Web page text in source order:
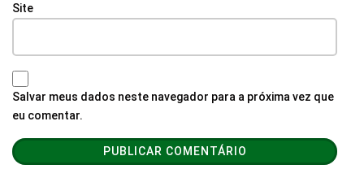
Site
Salvar meus dados neste navegador para a próxima vez que
eu comentar.